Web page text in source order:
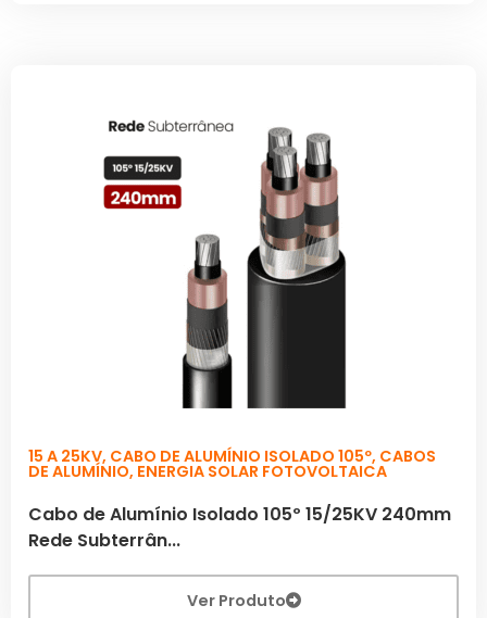
15 A 25KV, CABO DE ALUMÍNIO ISOLADO 105º, CABOS
DE ALUMÍNIO, ENERGIA SOLAR FOTOVOLTAICA
Cabo de Alumínio Isolado 105º 15/25KV 240mm
Rede Subterrân...
Ver Produto